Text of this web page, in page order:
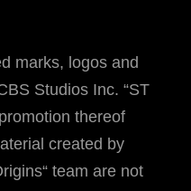
marks, logos and
Studios Inc. “ST
thereof
created by
team are not